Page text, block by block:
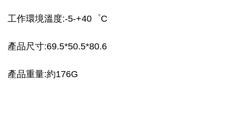
工作環境溫度:-5-+40゜C
產品尺寸:69.5*50.5*80.6
產品重量:約176G